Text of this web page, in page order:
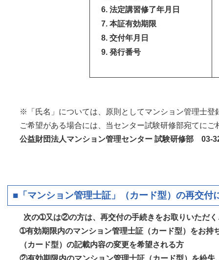
法定講習修了年月日
本証有効期限
交付年月日
発行番号
※「氏名」については、原則としてマンション管理士
ご希望がある場合には、当センター試験研修部宛てにご
公益財団法人マンション管理センター 試験研修部 03-
■「マンション管理士証」（カード型）の再交付
次の➀又は②の方は、再交付の手続きをお取りいただ
➀有効期限内のマンション管理士証（カード型）をお持
（カード型）の記載内容の変更を希望される方
②有効期限内のマンション管理士証（カード型）を紛失